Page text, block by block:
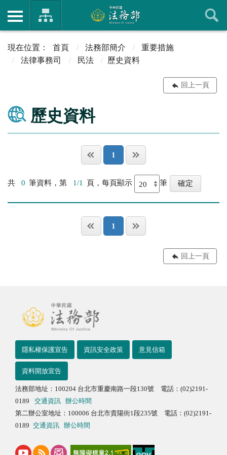
首頁 法務部簡介
重要措施
法律事務司
民法 歷史資料
回上一頁
歷史資料
1
共 0 筆資料，第 1/1 頁，每頁顯示 筆
1
回上一頁
隱私權保護宣告 資訊安全政策 意見信箱
資料開放宣告
法務部地址：100204 台北市重慶南路一段130號 電話：(02)2191-
0189
交通資訊
辦公時間
第二辦公室地址：100006 台北市貴陽街1段235號 電話：(02)2191-
0189 交通資訊 辦公時間